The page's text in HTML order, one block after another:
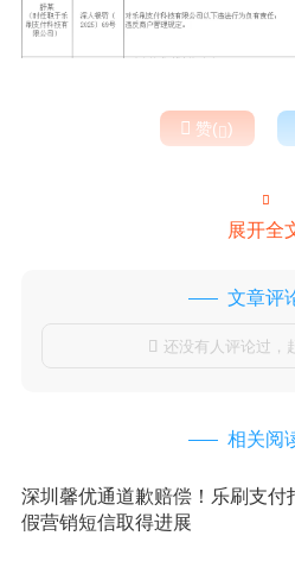
 赞()

展开全
文章评
 还没有人评论过，
相关阅
深圳馨优通道歉赔偿！乐刷支付
假营销短信取得进展